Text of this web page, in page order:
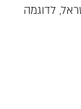
לדוגמה